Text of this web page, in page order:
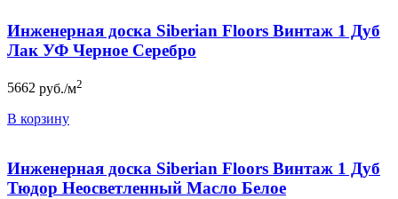
Инженерная доска Siberian Floors Винтаж 1 Дуб
Лак УФ Черное Серебро
5662 руб./м2
В корзину
Инженерная доска Siberian Floors Винтаж 1 Дуб
Тюдор Неосветленный Масло Белое